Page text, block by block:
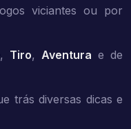
viciantes ou por
, Tiro, Aventura e de
trás diversas dicas e